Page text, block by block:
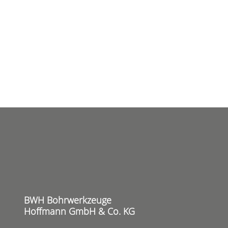
BWH Bohrwerkzeuge
Hoffmann GmbH & Co. KG